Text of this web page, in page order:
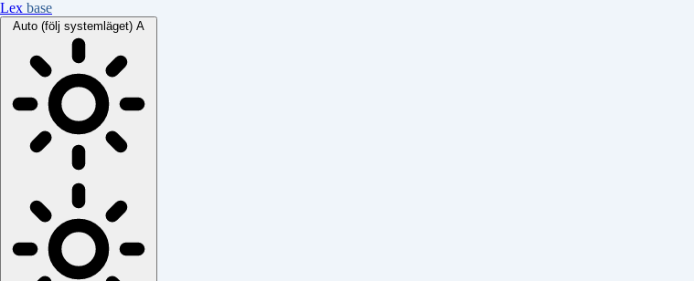
Lex base
Auto (följ systemläget) A